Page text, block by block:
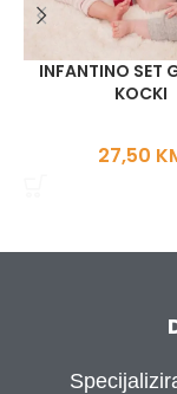
INFANTINO SET
KOCKI
27,50